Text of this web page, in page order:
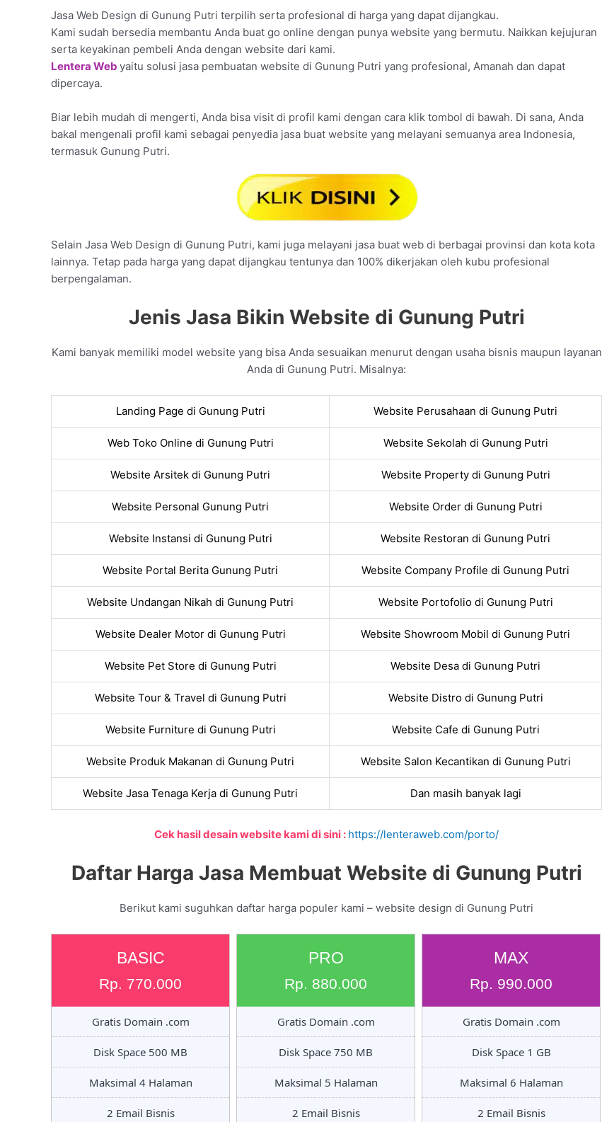
Jasa Web Design di Gunung Putri terpilih serta profesional di harga yang dapat dijangkau.
Kami sudah bersedia membantu Anda buat go online dengan punya website yang bermutu. Naikkan kejujuran
serta keyakinan pembeli Anda dengan website dari kami.
Lentera Web yaitu solusi jasa pembuatan website di Gunung Putri yang profesional, Amanah dan dapat
dipercaya.
Biar lebih mudah di mengerti, Anda bisa visit di profil kami dengan cara klik tombol di bawah. Di sana, Anda
bakal mengenali profil kami sebagai penyedia jasa buat website yang melayani semuanya area Indonesia,
termasuk Gunung Putri.
Selain Jasa Web Design di Gunung Putri, kami juga melayani jasa buat web di berbagai provinsi dan kota kota
lainnya. Tetap pada harga yang dapat dijangkau tentunya dan 100% dikerjakan oleh kubu profesional
berpengalaman.
Jenis Jasa Bikin Website di Gunung Putri
Kami banyak memiliki model website yang bisa Anda sesuaikan menurut dengan usaha bisnis maupun layanan
Anda di Gunung Putri. Misalnya:
Landing Page di Gunung Putri Website Perusahaan di Gunung Putri
Web Toko Online di Gunung Putri Website Sekolah di Gunung Putri
Website Arsitek di Gunung Putri Website Property di Gunung Putri
Website Personal Gunung Putri Website Order di Gunung Putri
Website Instansi di Gunung Putri Website Restoran di Gunung Putri
Website Portal Berita Gunung Putri Website Company Profile di Gunung Putri
Website Undangan Nikah di Gunung Putri Website Portofolio di Gunung Putri
Website Dealer Motor di Gunung Putri Website Showroom Mobil di Gunung Putri
Website Pet Store di Gunung Putri Website Desa di Gunung Putri
Website Tour & Travel di Gunung Putri Website Distro di Gunung Putri
Website Furniture di Gunung Putri Website Cafe di Gunung Putri
Website Produk Makanan di Gunung Putri Website Salon Kecantikan di Gunung Putri
Website Jasa Tenaga Kerja di Gunung Putri Dan masih banyak lagi
Cek hasil desain website kami di sini : https://lenteraweb.com/porto/
Daftar Harga Jasa Membuat Website di Gunung Putri
Berikut kami suguhkan daftar harga populer kami – website design di Gunung Putri
BASIC
Rp. 770.000
Gratis Domain .com
Disk Space 500 MB
Maksimal 4 Halaman
2 Email Bisnis
PRO
Rp. 880.000
Gratis Domain .com
Disk Space 750 MB
Maksimal 5 Halaman
2 Email Bisnis
MAX
Rp. 990.000
Gratis Domain .com
Disk Space 1 GB
Maksimal 6 Halaman
2 Email Bisnis